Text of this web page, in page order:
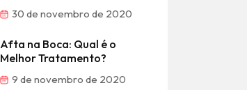
30 de novembro de 2020
Afta na Boca: Qual é o
Melhor Tratamento?
9 de novembro de 2020